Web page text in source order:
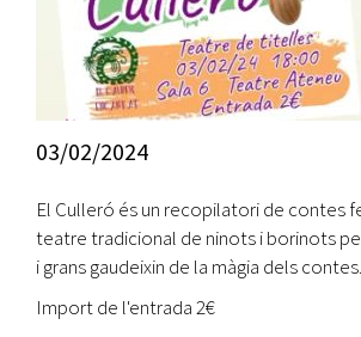
03/02/2024
El Culleró és un recopilatori de contes
teatre tradicional de ninots i borinots
i grans gaudeixin de la màgia dels contes.
Import de l'entrada 2€